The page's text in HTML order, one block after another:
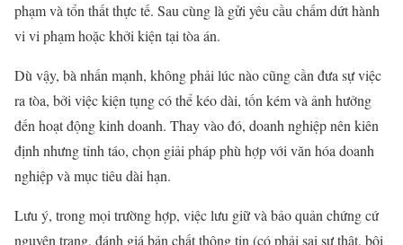
phạm và tổn thất thực tế. Sau cùng là gửi yêu cầu chấm dứt hành
vi vi phạm hoặc khởi kiện tại tòa án.
Dù vậy, bà nhấn mạnh, không phải lúc nào cũng cần đưa sự việc
ra tòa, bởi việc kiện tụng có thể kéo dài, tốn kém và ảnh hưởng
đến hoạt động kinh doanh. Thay vào đó, doanh nghiệp nên kiên
định nhưng tỉnh táo, chọn giải pháp phù hợp với văn hóa doanh
nghiệp và mục tiêu dài hạn.
Lưu ý, trong mọi trường hợp, việc lưu giữ và bảo quản chứng cứ
nguyên trạng, đánh giá bản chất thông tin (có phải sai sự thật, bôi